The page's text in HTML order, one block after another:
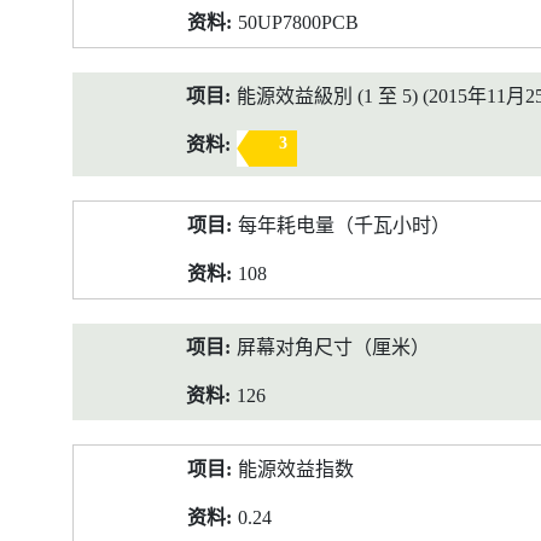
50UP7800PCB
能源效益級別 (1 至 5) (2015年11月
3
每年耗电量（千瓦小时）
108
屏幕对角尺寸（厘米）
126
能源效益指数
0.24